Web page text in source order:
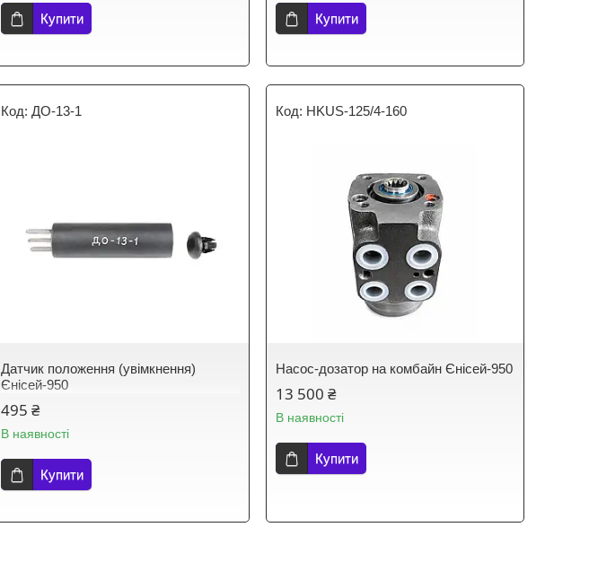
Купити Купити
ДО-13-1
Датчик положення (увімкнення)
Єнісей-950
495 ₴
В наявності
Купити
HKUS-125/4-160
Насос-дозатор на комбайн Єнісей-950
13 500 ₴
В наявності
Купити